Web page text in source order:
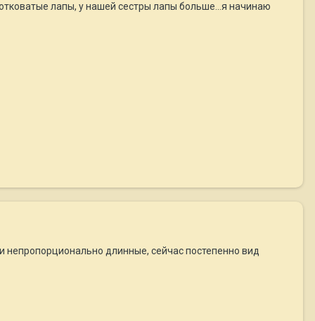
лапы, у нашей сестры лапы больше...я начинаю
длинные, сейчас постепенно вид